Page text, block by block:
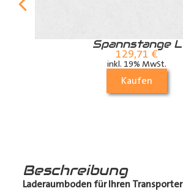
Spannstange L
129,71 €
inkl. 19% MwSt.
Kaufen
Beschreibung
Laderaumboden für Ihren Transporter